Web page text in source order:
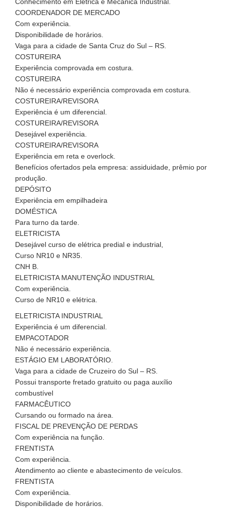
COORDENADOR DE MERCADO
Com experiência.
Disponibilidade de horários.
Vaga para a cidade de Santa Cruz do Sul – RS.
COSTUREIRA
Experiência comprovada em costura.
COSTUREIRA
Não é necessário experiência comprovada em costura.
COSTUREIRA/REVISORA
Experiência é um diferencial.
COSTUREIRA/REVISORA
Desejável experiência.
COSTUREIRA/REVISORA
Experiência em reta e overlock.
Benefícios ofertados pela empresa: assiduidade, prêmio por
produção.
DEPÓSITO
Experiência em empilhadeira
DOMÉSTICA
Para turno da tarde.
ELETRICISTA
Desejável curso de elétrica predial e industrial,
Curso NR10 e NR35.
CNH B.
ELETRICISTA MANUTENÇÃO INDUSTRIAL
Com experiência.
Curso de NR10 e elétrica.
ELETRICISTA INDUSTRIAL
Experiência é um diferencial.
EMPACOTADOR
Não é necessário experiência.
ESTÁGIO EM LABORATÓRIO.
Vaga para a cidade de Cruzeiro do Sul – RS.
Possui transporte fretado gratuito ou paga auxílio
combustível
FARMACÊUTICO
Cursando ou formado na área.
FISCAL DE PREVENÇÃO DE PERDAS
Com experiência na função.
FRENTISTA
Com experiência.
Atendimento ao cliente e abastecimento de veículos.
FRENTISTA
Com experiência.
Disponibilidade de horários.